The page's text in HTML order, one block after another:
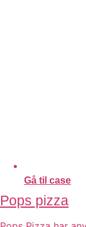
Gå til case
Pops pizza